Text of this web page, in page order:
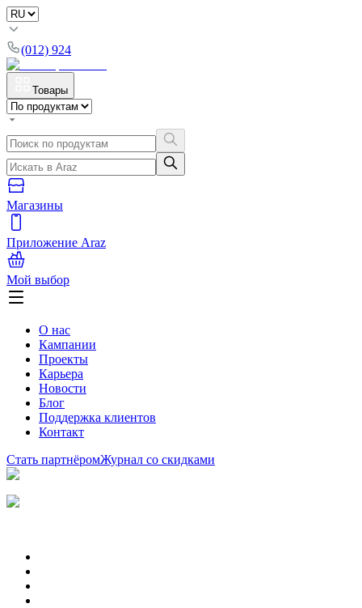
(012) 924
Товары
Магазины
Приложение Araz
Мой выбор
О нас
Кампании
Проекты
Карьера
Новости
Блог
Поддержка клиентов
Контакт
Стать партнёромЖурнал со скидками